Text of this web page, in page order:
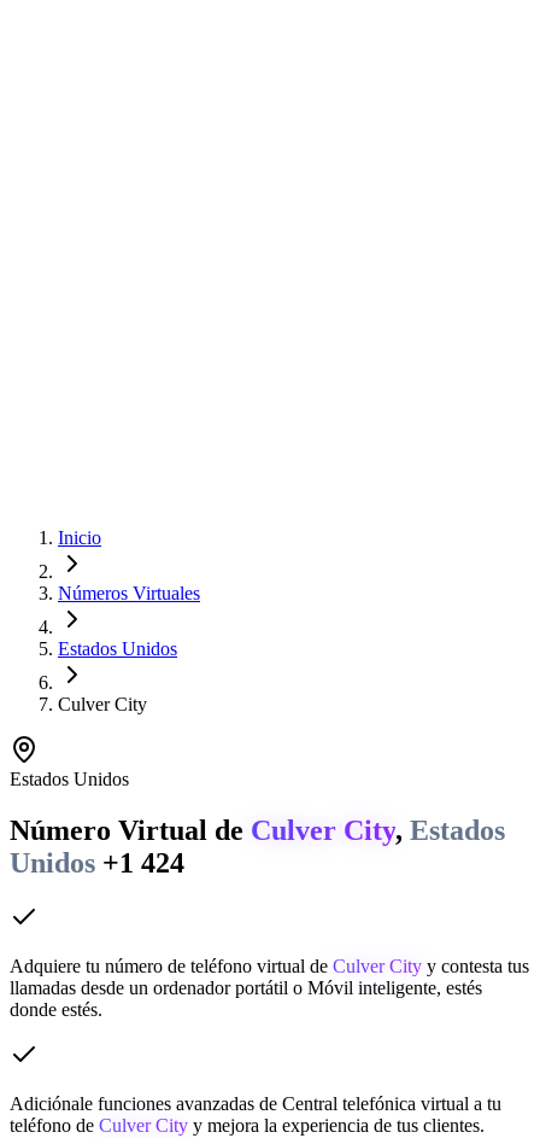
Inicio
Números Virtuales
Estados Unidos
Culver City
Estados Unidos
Número Virtual de Culver City, Estados
Unidos +1 424
Adquiere tu número de teléfono virtual de Culver City y contesta tus
llamadas desde un ordenador portátil o Móvil inteligente, estés
donde estés.
Adiciónale funciones avanzadas de Central telefónica virtual a tu
teléfono de Culver City y mejora la experiencia de tus clientes.